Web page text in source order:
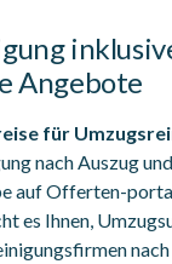
Angebote
für
nach Auszug
auf Offerten-
es Ihnen,